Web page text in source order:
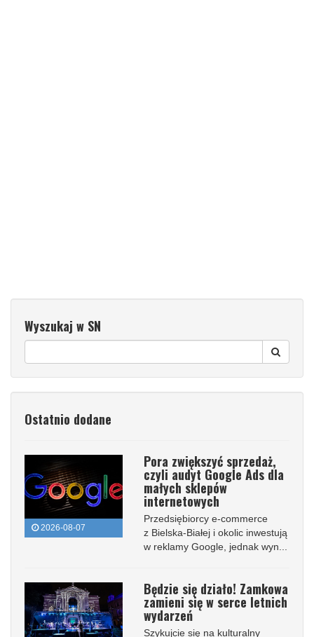
Wyszukaj w SN
Ostatnio dodane
2026-08-07
Pora zwiększyć sprzedaż,
czyli audyt Google Ads dla
małych sklepów
internetowych
Przedsiębiorcy e-commerce
z Bielska-Białej i okolic inwestują
w reklamy Google, jednak wyn...
Będzie się działo! Zamkowa
zamieni się w serce letnich
wydarzeń
Szykujcie się na kulturalny